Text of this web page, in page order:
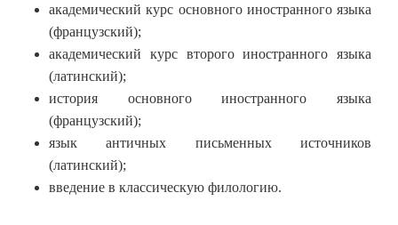
академический курс основного иностранного языка
(французский);
академический курс второго иностранного языка
(латинский);
история основного иностранного языка
(французский);
язык античных письменных источников
(латинский);
введение в классическую филологию.